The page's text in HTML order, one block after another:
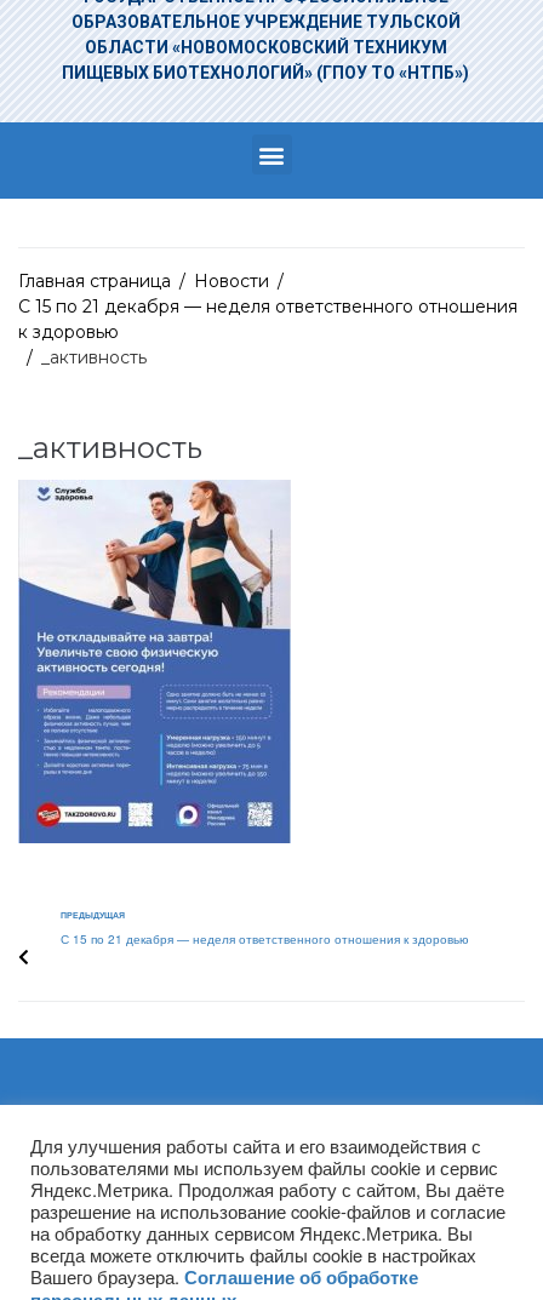
ОБРАЗОВАТЕЛЬНОЕ УЧРЕЖДЕНИЕТУЛЬСКОЙ
ОБЛАСТИ «НОВОМОСКОВСКИЙ ТЕХНИКУМ
ПИЩЕВЫХ БИОТЕХНОЛОГИЙ» (ГПОУ ТО «НТПБ»)
Главная страница / Новости /
С 15 по 21 декабря — неделя ответственного отношения
к здоровью
/
_активность
_активность
ПРЕДЫДУЩАЯ
С 15 по 21 декабря — неделя ответственного отношения к здоровью
Архивы
Для улучшения работы сайта и его взаимодействия с
пользователями мы используем файлы cookie и сервис
Яндекс.Метрика. Продолжая работу с сайтом, Вы даёте
разрешение на использование cookie-файлов и согласие
на обработку данных сервисом Яндекс.Метрика. Вы
всегда можете отключить файлы cookie в настройках
Вашего браузера. Соглашение об обработке